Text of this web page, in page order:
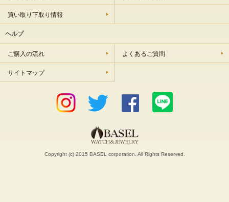
買い取り下取り情報
ヘルプ
ご購入の流れ よくあるご質問
サイトマップ
Copyright (c) 2015 BASEL corporation. All Rights Reserved.